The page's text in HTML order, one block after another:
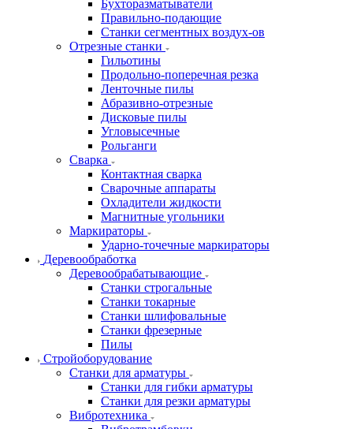
Бухторазматыватели
Правильно-подающие
Станки сегментных воздух-ов
Отрезные станки
Гильотины
Продольно-поперечная резка
Ленточные пилы
Абразивно-отрезные
Дисковые пилы
Угловысечные
Рольганги
Сварка
Контактная сварка
Сварочные аппараты
Охладители жидкости
Магнитные угольники
Маркираторы
Ударно-точечные маркираторы
Деревообработка
Деревообрабатывающие
Станки строгальные
Станки токарные
Станки шлифовальные
Станки фрезерные
Пилы
Стройоборудование
Станки для арматуры
Станки для гибки арматуры
Станки для резки арматуры
Вибротехника